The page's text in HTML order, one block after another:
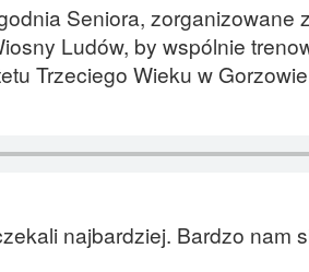
Seniora, zorganizowane
Ludów, by wspólnie
Trzeciego Wieku w
najbardziej. Bardzo nam